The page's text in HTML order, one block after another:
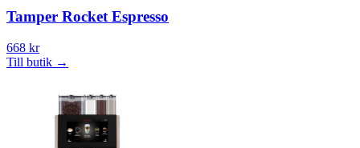
Tamper Rocket Espresso
668 kr
Till butik →